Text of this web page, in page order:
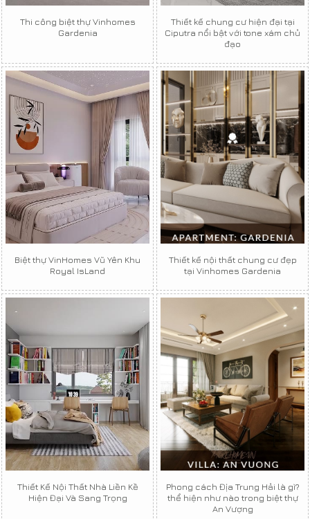
Thi công biệt thự Vinhomes
Gardenia
Thiết kế chung cư hiện đại tại
Ciputra nổi bật với tone xám chủ
đạo
Biệt thự VinHomes Vũ Yên Khu
Royal IsLand
Thiết kế nội thất chung cư đẹp
tại Vinhomes Gardenia
Thiết Kế Nội Thất Nhà Liền Kề
Hiện Đại Và Sang Trọng
Phong cách Địa Trung Hải là gì?
thể hiện như nào trong biệt thự
An Vượng